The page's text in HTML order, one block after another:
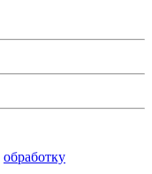
обработку